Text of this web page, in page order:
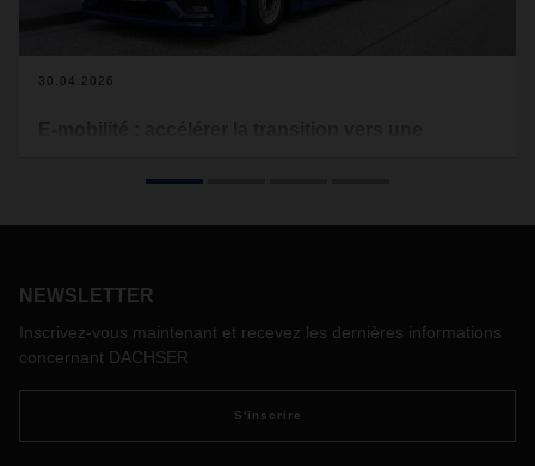
30.04.2026
mobilité électrique appliquée à la logistique sur trois sites
enseignements tirer de cette démarche pionnière ? Quelles
Stefan Hohm, Chief Development Officer chez DACHSER,
NEWSLETTER
Inscrivez-vous maintenant et recevez les dernières informations
concernant DACHSER
S'inscrire